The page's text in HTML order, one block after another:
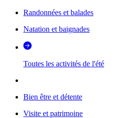
Randonnées et balades
Natation et baignades
Toutes les activités de l'été
Bien être et détente
Visite et patrimoine